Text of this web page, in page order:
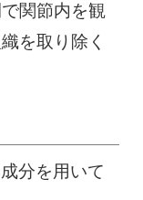
関節内を観
を取り除く
分を用いて